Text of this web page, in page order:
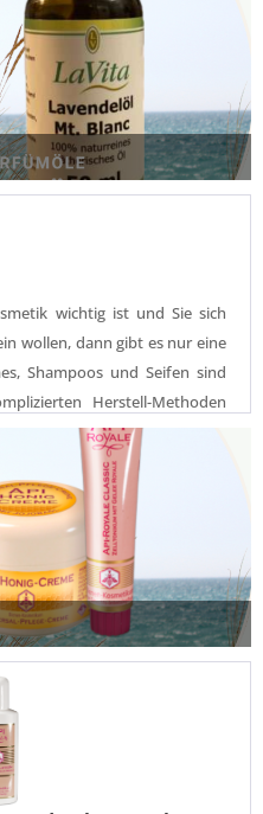
wichtig ist und Sie sich
wollen, dann gibt es nur eine
Shampoos und Seifen sind
Herstell-Methoden
(do-it-yourself) Zusatz- und
Cremebasen,
Konservierer sowie das
in unserem Onlineshop oder
und Duftöle.